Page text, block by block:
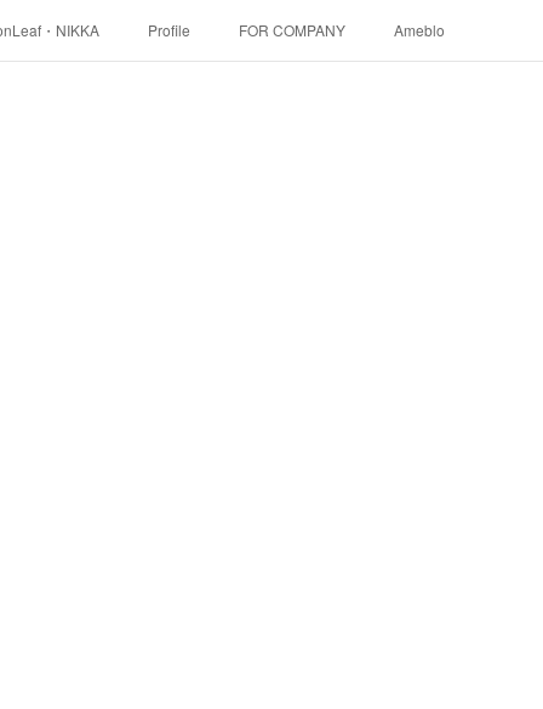
・NIKKA Profile FOR COMPANY Ameblo